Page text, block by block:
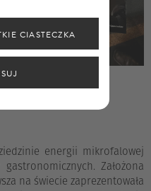
energii mikrofalowej
Założona
na świecie zaprezentowała
CIASTECZKA